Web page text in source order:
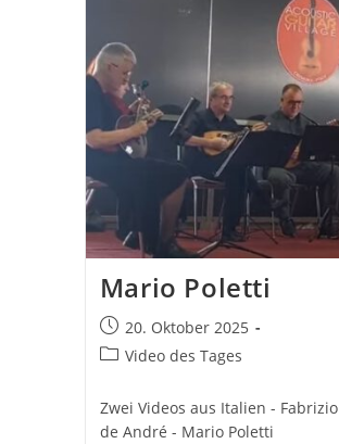
Mario Poletti
Beitrag
veröffentlicht:
20. Oktober 2025
Beitrags-
Video des Tages
Zwei Videos aus Italien - Fabrizio
de André - Mario Poletti